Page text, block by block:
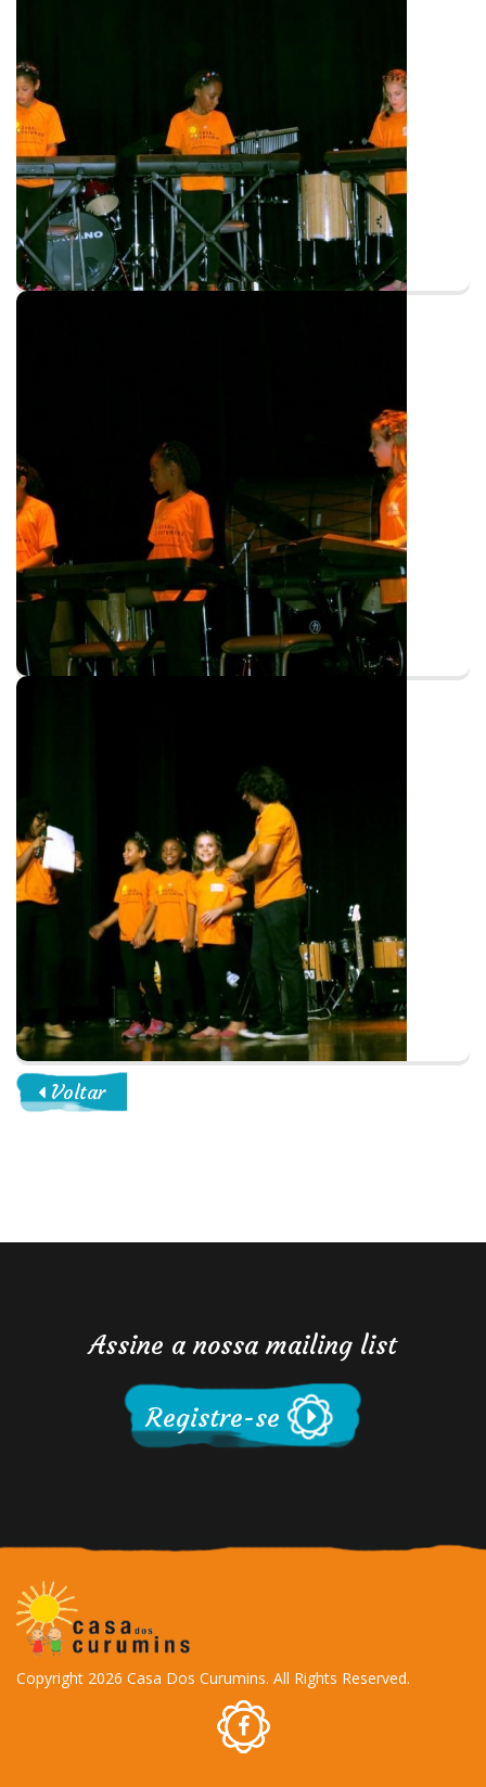
Voltar
Assine a nossa mailing list
Registre-se
Copyright 2026 Casa Dos Curumins. All Rights Reserved.